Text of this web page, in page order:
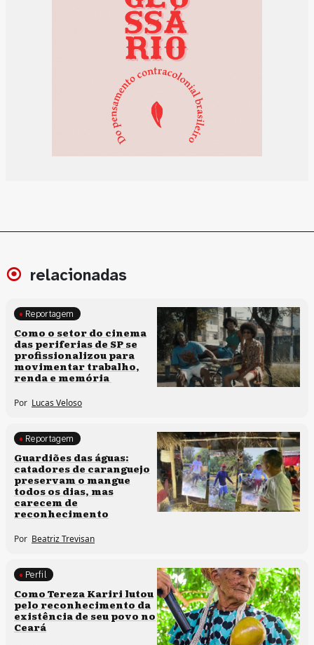
relacionadas
Políticas culturais
Reportagem
Como o setor do cinema
das periferias de SP se
profissionalizou para
movimentar trabalho,
renda e memória
Por Lucas Veloso
Clima e cultura
Reportagem
Guardiões das águas:
catadores de caranguejo
preservam o mangue
todos os dias, mas
carecem de
reconhecimento
Por Beatriz Trevisan
Comunidades tradicionais
Perfil
Como Tereza Kariri lutou
pelo reconhecimento da
existência de seu povo no
Ceará